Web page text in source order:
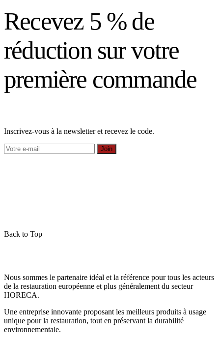
Recevez 5 % de
réduction sur votre
première commande
Inscrivez-vous à la newsletter et recevez le code.
Join
Back to Top
Nous sommes le partenaire idéal et la référence pour tous les acteurs
de la restauration européenne et plus généralement du secteur
HORECA.
Une entreprise innovante proposant les meilleurs produits à usage
unique pour la restauration, tout en préservant la durabilité
environnementale.